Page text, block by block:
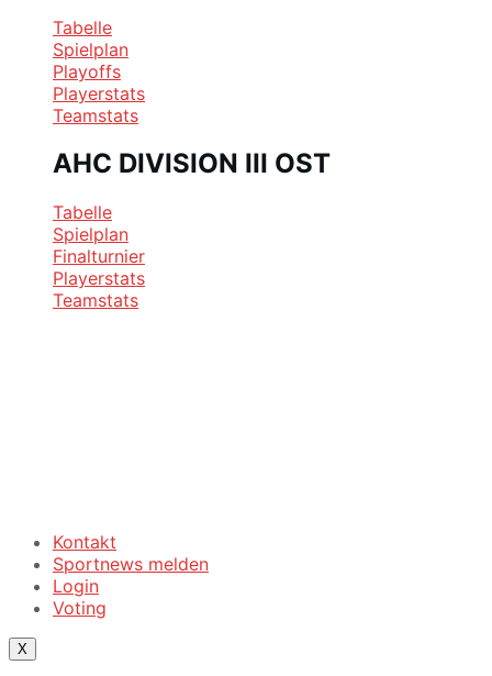
Tabelle
Spielplan
Playoffs
Playerstats
Teamstats
AHC DIVISION III OST
Tabelle
Spielplan
Finalturnier
Playerstats
Teamstats
Kontakt
Sportnews melden
Login
Voting
X